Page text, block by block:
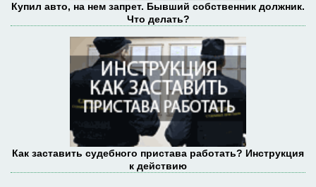
Купил авто, на нем запрет. Бывший собственник должник.
Что делать?
Как заставить судебного пристава работать? Инструкция
к действию